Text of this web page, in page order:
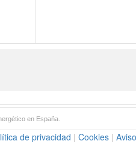
en España.
de privacidad | Cookies |